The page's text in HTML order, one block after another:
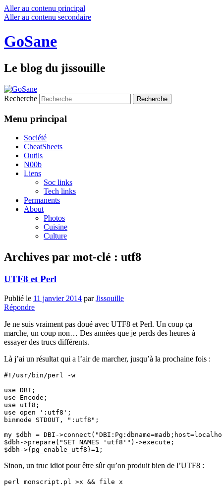
Aller au contenu principal
Aller au contenu secondaire
GoSane
Le blog du jissouille
Recherche
Menu principal
Société
CheatSheets
Outils
N00b
Liens
Soc links
Tech links
Permanents
About
Photos
Cuisine
Culture
Archives par mot-clé : utf8
UTF8 et Perl
Publié le 11 janvier 2014 parJissouille
Répondre
Je ne suis vraiment pas doué avec UTF8 et Perl. Un coup ça
marche, un coup non… Des années que je perds des heures à
essayer des trucs différents.
Là j’ai un résultat qui a l’air de marcher, jusqu’à la prochaine fois :
#!/usr/bin/perl -w
use DBI;
use Encode;
use utf8;
use open ':utf8';
binmode STDOUT, ":utf8";
my $dbh = DBI-
$dbh->prepare("SET NAMES 'utf8'")->execute;
Sinon, un truc idiot pour être sûr qu’on produit bien de l’UTF8 :
perl monscript.pl >x && file x